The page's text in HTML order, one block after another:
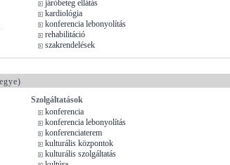
járóbeteg ellátás
kardiológia
konferencia lebonyolítás
rehabilitáció
szakrendelések
Szolgáltatások
konferencia
konferencia lebonyolítás
konferenciaterem
kulturális központok
kulturális szolgáltatás